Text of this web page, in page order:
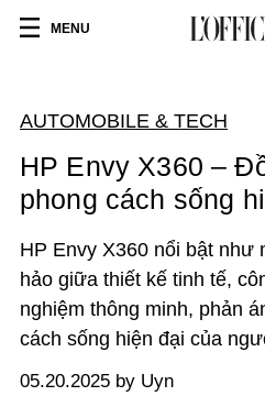
MENU
AUTOMOBILE & TECH
HP Envy X360 –
phong cách sống
HP Envy X360 nổi bật như
hảo giữa thiết kế tinh tế,
nghiệm thông minh, phản
cách sống hiện đại của
05.20.2025 by Uyn